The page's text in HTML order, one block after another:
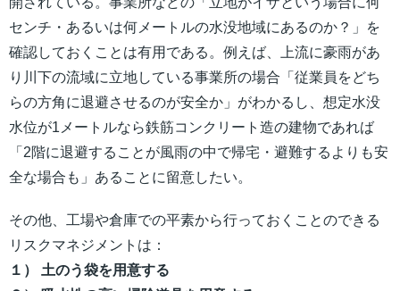
センチ・あるいは何メートルの水没地域にあるのか？」を
確認しておくことは有用である。例えば、上流に豪雨があ
り川下の流域に立地している事業所の場合「従業員をどち
らの方角に退避させるのが安全か」がわかるし、想定水没
水位が1メートルなら鉄筋コンクリート造の建物であれば
「2階に退避することが風雨の中で帰宅・避難するよりも安
全な場合も」あることに留意したい。
その他、工場や倉庫での平素から行っておくことのできる
リスクマネジメントは：
１） 土のう袋を用意する